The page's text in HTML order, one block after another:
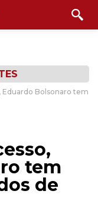
Bolsonaro tem
tem
de